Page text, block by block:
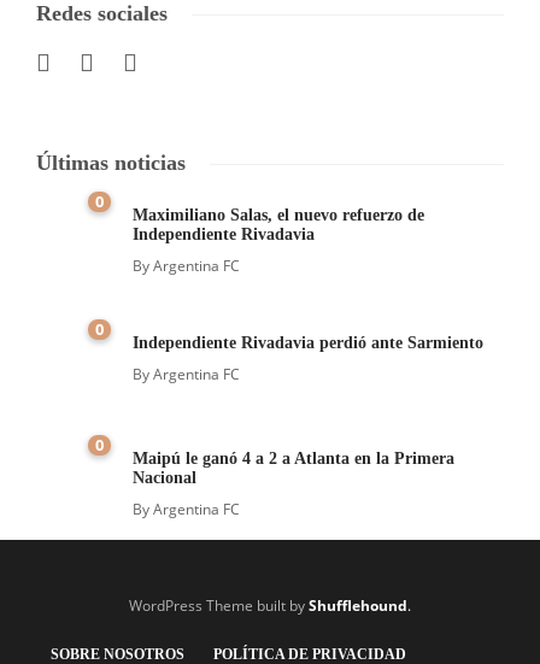
Redes sociales
Últimas noticias
0
Maximiliano Salas, el nuevo refuerzo de
Independiente Rivadavia
ByArgentina FC
0
Independiente Rivadavia perdió ante Sarmiento
ByArgentina FC
0
Maipú le ganó 4 a 2 a Atlanta en la Primera
Nacional
ByArgentina FC
WordPress Theme built byShufflehound.
SOBRE NOSOTROS POLÍTICA DE PRIVACIDAD